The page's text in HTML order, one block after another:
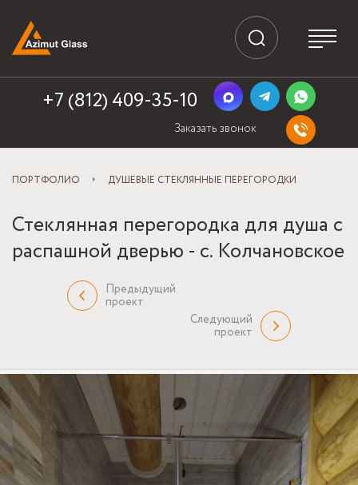
+7 (812) 409-35-10
Заказать звонок
ПОРТФОЛИО ДУШЕВЫЕ СТЕКЛЯННЫЕ ПЕРЕГОРОДКИ
Стеклянная перегородка для душа с
распашной дверью - с. Колчановское
Предыдущий
проект
Следующий
проект